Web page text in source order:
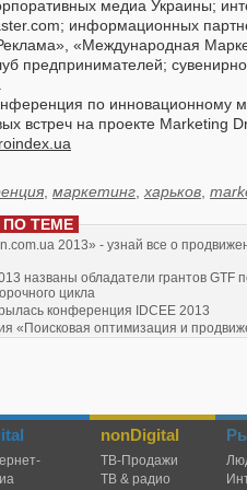
медиа Украины;
информационных
«Международная
предпринимателей;
по инновационному
встреч на проекте Marketing
маркетинг харьков
ТЕМЕ
2013» - узнай все о
названы обладатели грантов GTF
цикла
конференция IDCEE 2013
«Поисковая оптимизация и
nonDigital
TВ-Продажи
ТВ & радио